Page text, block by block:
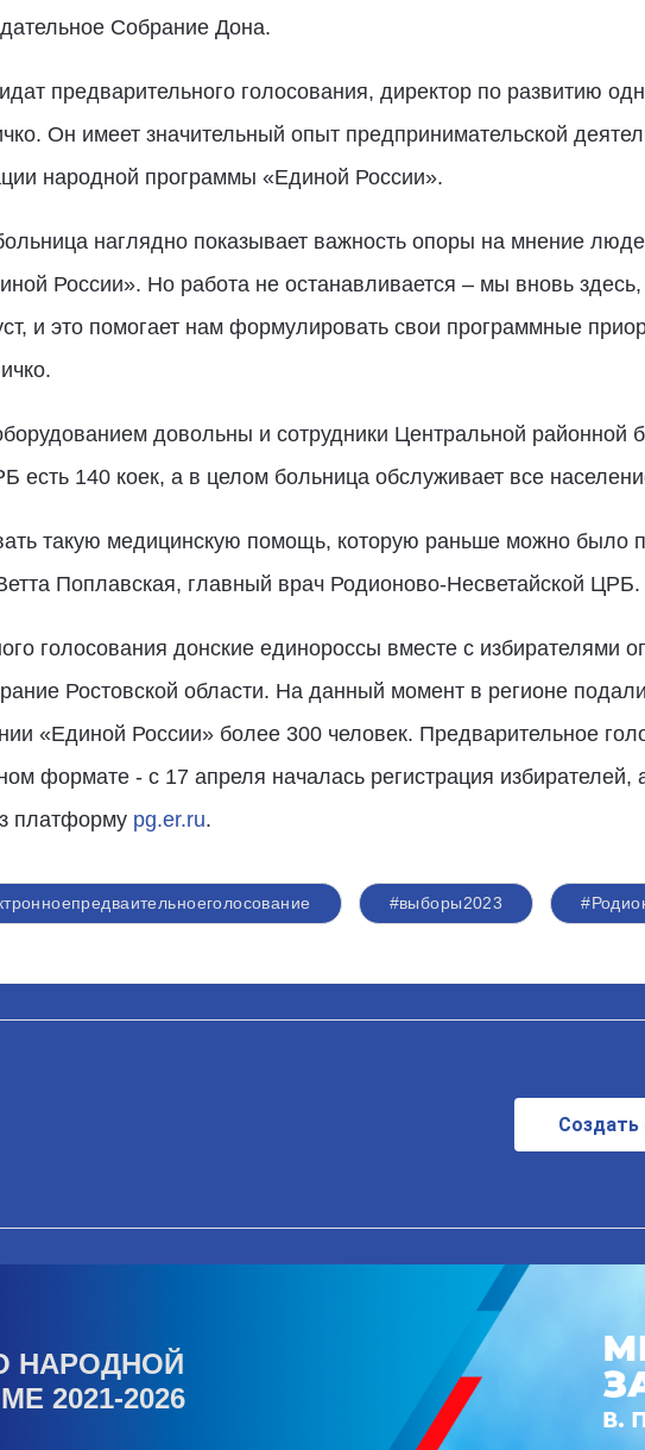
Собрание Дона.
предварительного голосования, директор по развитию
Он имеет значительный опыт предпринимательской
народной программы «Единой России».
наглядно показывает важность опоры на мнение
России». Но работа не останавливается – мы вновь
и это помогает нам формулировать свои программные
довольны и сотрудники Центральной районной
есть 140 коек, а в целом больница обслуживает все
такую медицинскую помощь, которую раньше можно было
Поплавская, главный врач Родионово-Несветайской ЦРБ.
голосования донские единороссы вместе с избирателями
Ростовской области. На данный момент в регионе
«Единой России» более 300 человек. Предварительное
формате - с 17 апреля началась регистрация избирателей,
платформу pg.er.ru.
#выборы2023
НАРОДНОЙ
2021-2026